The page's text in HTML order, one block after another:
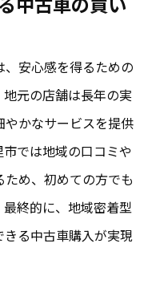
安心感を得るための
元の店舗は長年の実
かなサービスを提供
では地域の口コミや
め、初めての方でも
終的に、地域密着型
る中古車購入が実現